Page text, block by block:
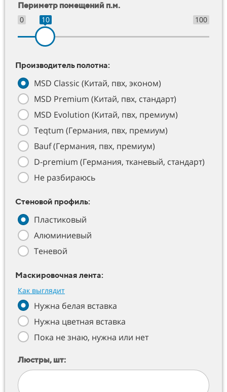
Периметр помещений п.м.
0
100
10
Производитель полотна:
MSD Classic (Китай, пвх, эконом)
MSD Premium (Китай, пвх, стандарт)
MSD Evolution (Китай, пвх, премиум)
Teqtum (Германия, пвх, премиум)
Bauf (Германия, пвх, премиум)
D-premium (Германия, тканевый, стандарт)
Не разбираюсь
Стеновой профиль:
Пластиковый
Алюминиевый
Теневой
Маскировочная лента:
Как выглядит
Нужна белая вставка
Нужна цветная вставка
Пока не знаю, нужна или нет
Люстры, шт: